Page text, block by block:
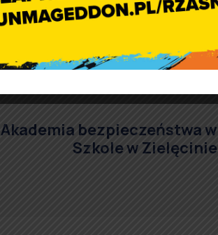
Akademia bezpieczeństwa w
Szkole w Zielęcinie